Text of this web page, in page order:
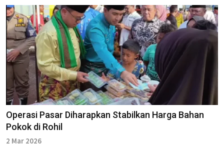
Operasi Pasar Diharapkan Stabilkan Harga Bahan
Pokok di Rohil
2 Mar 2026